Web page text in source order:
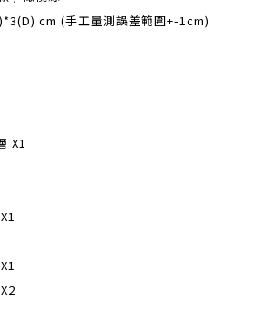
cm (手工量測誤差範圍+-1cm)
X1